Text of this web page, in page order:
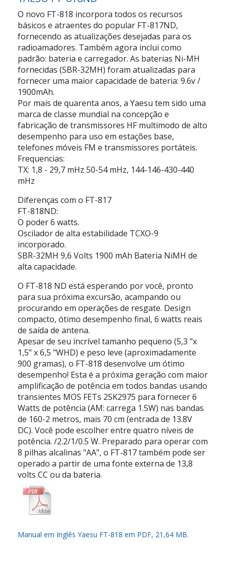
O novo FT-818 incorpora todos os recursos
básicos e atraentes do popular FT-817ND,
fornecendo as atualizações desejadas para os
radioamadores. Também agora inclui como
padrão: bateria e carregador. As baterias Ni-MH
fornecidas (SBR-32MH) foram atualizadas para
fornecer uma maior capacidade de bateria: 9.6v /
1900mAh.
Por mais de quarenta anos, a Yaesu tem sido uma
marca de classe mundial na concepção e
fabricação de transmissores HF multimodo de alto
desempenho para uso em estações base,
telefones móveis FM e transmissores portáteis.
Frequencias:
TX: 1,8 - 29,7 mHz 50-54 mHz, 144-146-430-440
mHz
Diferenças com o FT-817
FT-818ND:
O poder 6 watts.
Oscilador de alta estabilidade TCXO-9
incorporado.
SBR-32MH 9,6 Volts 1900 mAh Bateria NiMH de
alta capacidade.
O FT-818 ND está esperando por você, pronto
para sua próxima excursão, acampando ou
procurando em operações de resgate. Design
compacto, ótimo desempenho final, 6 watts reais
de saída de antena.
Apesar de seu incrível tamanho pequeno (5,3 "x
1,5" x 6,5 "WHD) e peso leve (aproximadamente
900 gramas), o FT-818 desenvolve um ótimo
desempenho! Esta é a próxima geração com maior
amplificação de potência em todos bandas usando
transientes MOS FETs 2SK2975 para fornecer 6
Watts de potência (AM: carrega 1.5W) nas bandas
de 160-2 metros, mais 70 cm (entrada de 13.8V
DC). Você pode escolher entre quatro níveis de
potência. /2.2/1/0.5 W. Preparado para operar com
8 pilhas alcalinas "AA", o FT-817 também pode ser
operado a partir de uma fonte externa de 13,8
volts CC ou da bateria.
Manual em Inglês Yaesu FT-818 em PDF, 21,64 MB.